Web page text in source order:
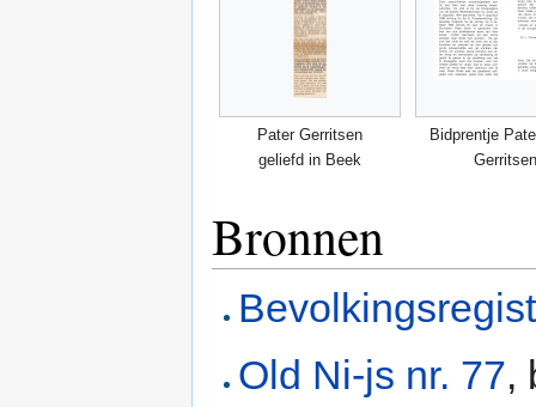
Pater Gerritsen
geliefd in Beek
Bidprentje
Gerritsen
Bronnen
Old Ni-js nr. 77,